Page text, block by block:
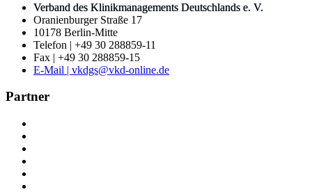
Verband des Klinikmanagements Deutschlands e. V.
Oranienburger Straße 17
10178 Berlin-Mitte
Telefon | +49 30 288859-11
Fax | +49 30 288859-15
E-Mail | vkdgs@vkd-online.de
Partner